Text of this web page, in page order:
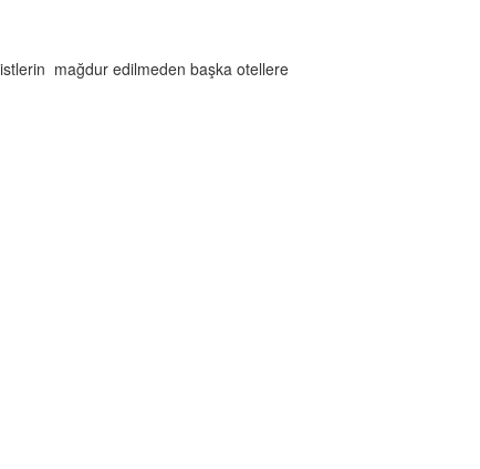
mağdur edilmeden başka otellere